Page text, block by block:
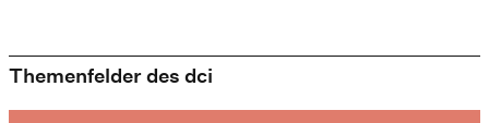
Themenfelder des dci